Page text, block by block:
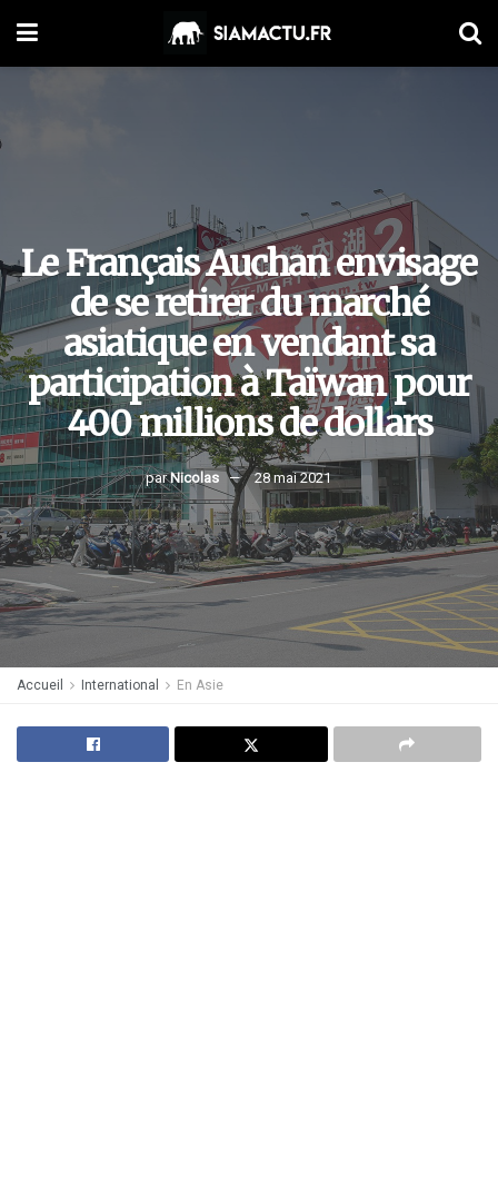
Le Français Auchan envisage
de se retirer du marché
asiatique en vendant sa
participation à Taïwan pour
400 millions de dollars
par Nicolas 28 mai 2021
Accueil International En Asie